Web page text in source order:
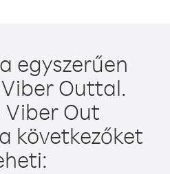
egyszerűen
Outtal.
Viber Out
következőket